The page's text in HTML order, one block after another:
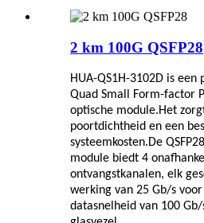
2 km 100G QSFP28
HUA-QS1H-3102D is een
Quad Small Form-factor
optische module.Het
poortdichtheid en een
systeemkosten.De
module biedt 4
ontvangstkanalen, elk
werking van 25 Gb/s
datasnelheid van 100